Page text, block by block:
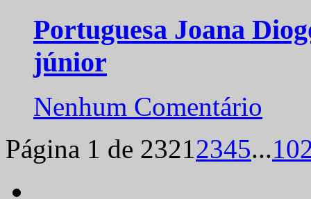
Portuguesa Joana
júnior
Nenhum Comentário
Página 1 de 23212345...10